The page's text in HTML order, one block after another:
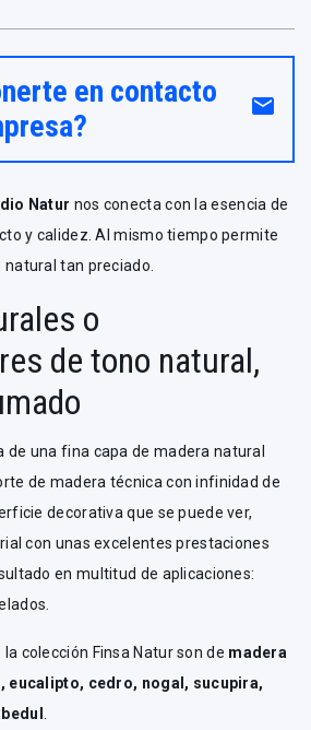
en contacto
email
Natur nos conecta con la esencia de
y calidez. Al mismo tiempo permite
tan preciado.
o
de tono natural,
una fina capa de madera natural
de madera técnica con infinidad de
decorativa que se puede ver,
con unas excelentes prestaciones
en multitud de aplicaciones:
colección Finsa Natur son de madera
eucalipto, cedro, nogal, sucupira,